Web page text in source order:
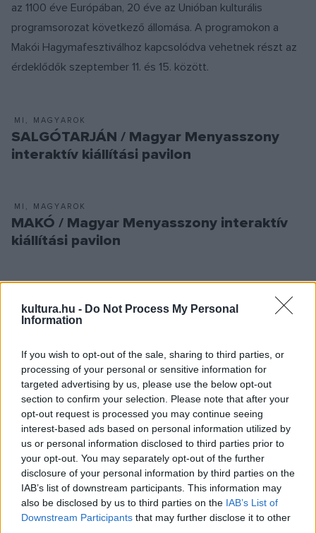
kultura.hu - Do Not Process My Personal
Information
If you wish to opt-out of the sale, sharing to third parties, or
processing of your personal or sensitive information for
targeted advertising by us, please use the below opt-out
section to confirm your selection. Please note that after your
opt-out request is processed you may continue seeing
interest-based ads based on personal information utilized by
us or personal information disclosed to third parties prior to
your opt-out. You may separately opt-out of the further
disclosure of your personal information by third parties on the
IAB’s list of downstream participants. This information may
also be disclosed by us to third parties on the IAB’s List of
Downstream Participants that may further disclose it to other
az 1100 éve Európában, 20 éve az Unióban kulturális
programsorozat következő állomása. A programokon a
Makói Hagymafesztiválhoz kapcsolódva vehetnek részt az
érdeklődők szeptember 11. és 15. között.
MI, MAGYAROK
SALGÓTARJÁN / Magyar Menyasszony
interaktív kiállítási pavilon
MI, MAGYAROK
MAKÓ / Magyar Menyasszony interaktív
kiállítási pavilon
NYÍREGYHÁZA / Magyar Menyasszony
tablókiállítás
MI, MAGYAROK
BÉKÉSCSABA / Magyar Menyasszony
interaktív kiállítási pavilon
MI, MAGYAROK
KAPOSVÁR / Magyar Menyasszony
tablókiállítás